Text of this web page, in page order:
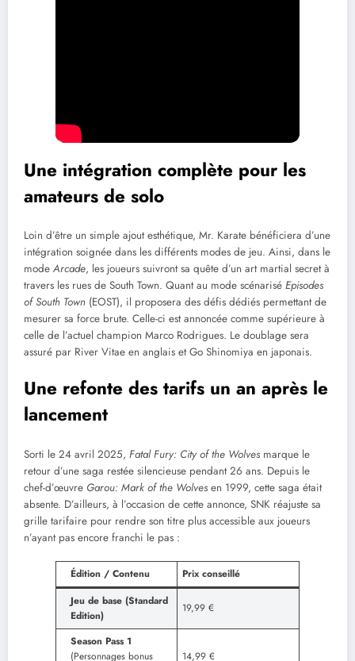
Une intégration complète pour les
amateurs de solo
Loin d’être un simple ajout esthétique, Mr. Karate bénéficiera d’une
intégration soignée dans les différents modes de jeu. Ainsi, dans le
mode Arcade, les joueurs suivront sa quête d’un art martial secret à
travers les rues de South Town. Quant au mode scénarisé Episodes
of South Town (EOST), il proposera des défis dédiés permettant de
mesurer sa force brute. Celle-ci est annoncée comme supérieure à
celle de l’actuel champion Marco Rodrigues. Le doublage sera
assuré par River Vitae en anglais et Go Shinomiya en japonais.
Une refonte des tarifs un an après le
lancement
Sorti le 24 avril 2025, Fatal Fury: City of the Wolves marque le
retour d’une saga restée silencieuse pendant 26 ans. Depuis le
chef-d’œuvre Garou: Mark of the Wolves en 1999, cette saga était
absente. D’ailleurs, à l’occasion de cette annonce, SNK réajuste sa
grille tarifaire pour rendre son titre plus accessible aux joueurs
n’ayant pas encore franchi le pas :
Édition / Contenu
Prix conseillé
Jeu de base (Standard
Edition)
19,99 €
Season Pass 1
(Personnages bonus
14,99 €